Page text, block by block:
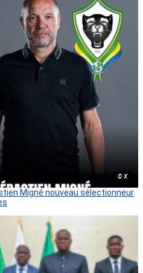
© X
Migné nouveau sélectionneur